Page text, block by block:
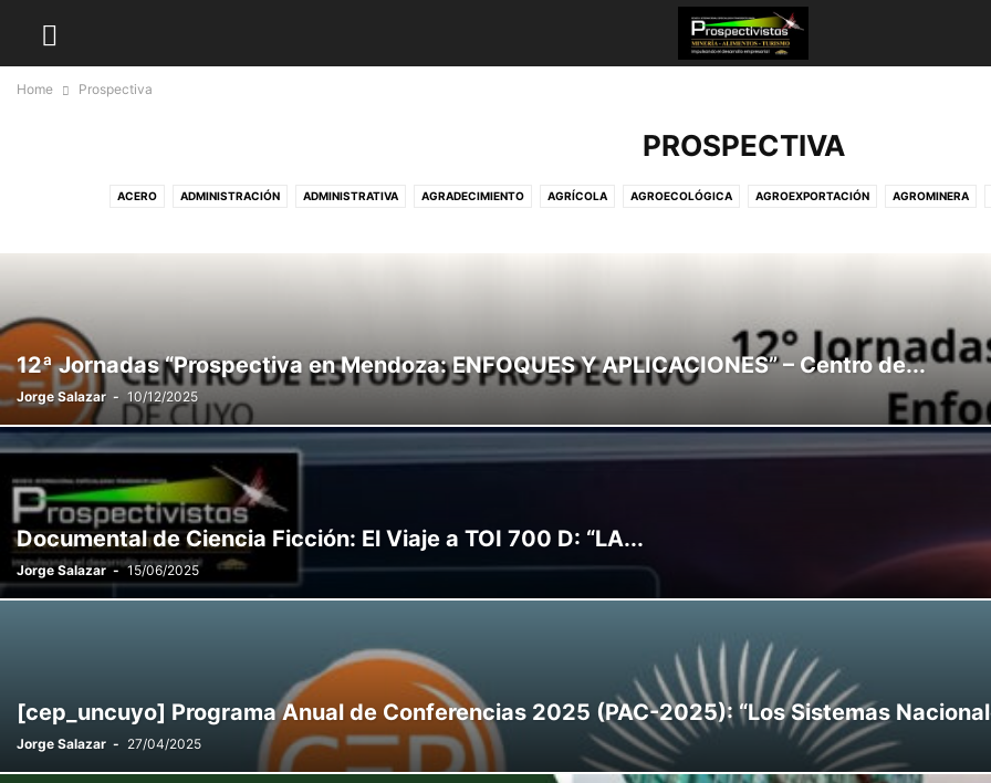
Home Prospectiva
PROSPECTIVA
ACERO ADMINISTRACIÓN ADMINISTRATIVA AGRADECIMIENTO AGRÍCOLA AGROECOLÓGICA AGROEXPORTACIÓN AGROMINERA
ARTICULACIÓN ARTICULO CIENTÍFICO BIOMÉDICA BIONEGOCIOS CALIDAD Y SISTEMAS ISOS CAMBIO CLIMÁTICO
CONSERVACION DEL PATRIMONIO CONVENCIÓN AGROMINERA CONVENIO CONVERSATORIO
CUMBRE DE NGENIERIA NAVAL CURSOS DATA CENTER DEFENSA Y SEGURIDAD DERECHO PROCESAL DEL TRABAJO
DRONES ECONOMÍA ECONOMÍA CIRCULAR ELÉCTRICA
ESPACIO
12ª Jornadas “Prospectiva en Mendoza: ENFOQUES Y APLICACIONES” – Centro de...
Jorge Salazar - 10/12/2025
Documental de Ciencia Ficción: El Viaje a TOI 700 D: “LA...
Jorge Salazar - 15/06/2025
[cep_uncuyo] Programa Anual de Conferencias 2025 (PAC-2025): “Los Sistemas
Jorge Salazar - 27/04/2025